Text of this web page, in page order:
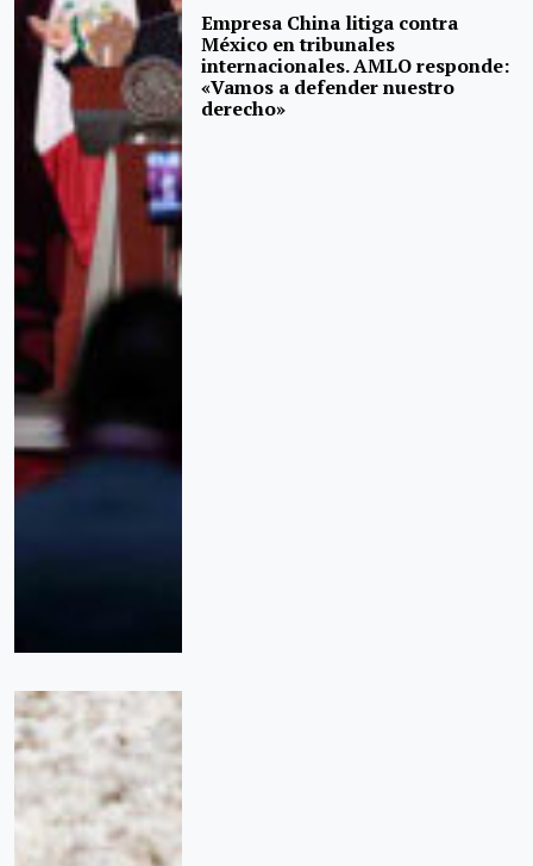
Empresa China litiga contra
México en tribunales
internacionales. AMLO responde:
«Vamos a defender nuestro
derecho»